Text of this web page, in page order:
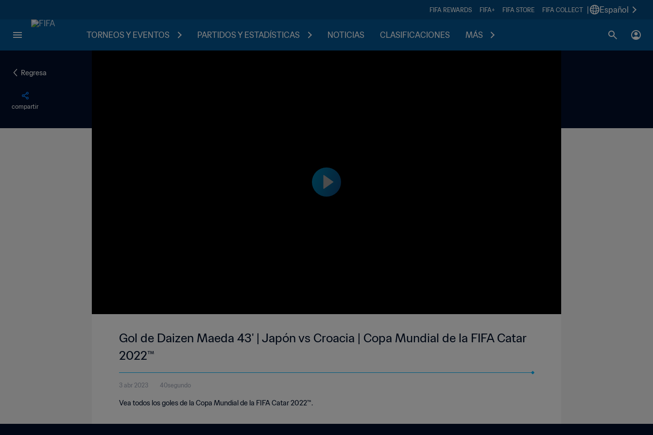
FIFA REWARDS FIFA+ FIFA STORE FIFA COLLECT Español
TORNEOS Y EVENTOS PARTIDOS Y ESTADÍSTICAS NOTICIAS CLASIFICACIONES MÁS
Regresa
compartir
Gol de Daizen Maeda 43' | Japón vs Croacia | Copa Mundial de la FIFA Catar
2022™
3 abr 2023 40segundo
Vea todos los goles de la Copa Mundial de la FIFA Catar 2022™.